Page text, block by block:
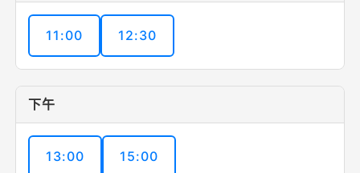
11:00 12:30
下午
13:00 15:00